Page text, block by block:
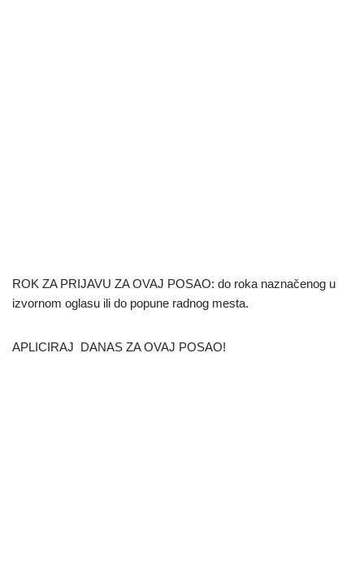
ROK ZA PRIJAVU ZA OVAJ POSAO: do roka naznačenog u
izvornom oglasu ili do popune radnog mesta.
APLICIRAJ DANAS ZA OVAJ POSAO!